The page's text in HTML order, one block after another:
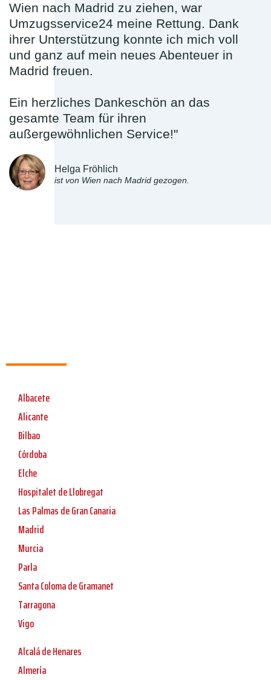
Wien nach Madrid zu ziehen, war
Umzugsservice24 meine Rettung. Dank
ihrer Unterstützung konnte ich mich voll
und ganz auf mein neues Abenteuer in
Madrid freuen.
Ein herzliches Dankeschön an das
gesamte Team für ihren
außergewöhnlichen Service!"
Helga Fröhlich
ist von Wien nach Madrid gezogen.
Albacete
Alicante
Bilbao
Córdoba
Elche
Hospitalet de Llobregat
Las Palmas de Gran Canaria
Madrid
Murcia
Parla
Santa Coloma de Gramanet
Tarragona
Vigo
Alcalá de Henares
Almería